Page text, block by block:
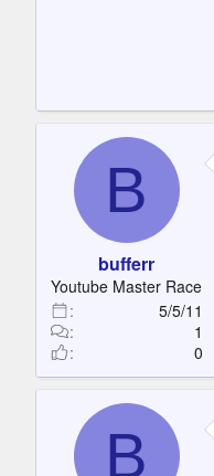
B
bufferr
Youtube Master Race
5/5/11
1
0
B